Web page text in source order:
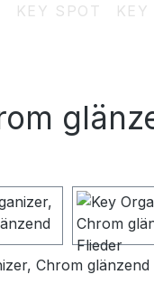
KEY SPOT KEY